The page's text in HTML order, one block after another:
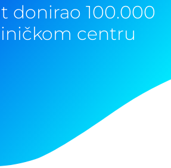
donirao 100.000
centru